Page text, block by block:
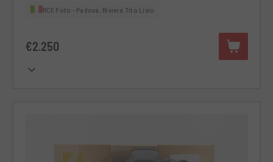
RCE Foto - Padova, Riviera Tito Livio
€2.250